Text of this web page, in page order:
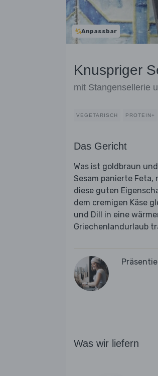
Anpassbar
Knuspriger
mit Stangensellerie
VEGETARISCH PROTEIN+
Das Gericht
Was ist goldbraun
Sesam panierte
diese guten
dem cremigen Käse
und Dill in eine
Griechenlandurlaub
Was wir liefern